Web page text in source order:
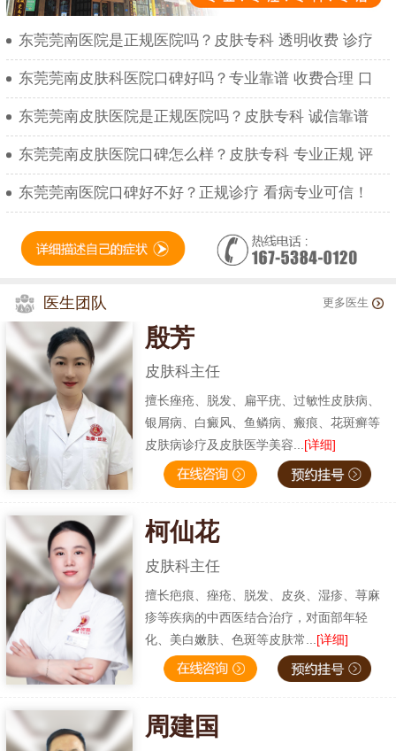
东莞莞南医院是正规医院吗？皮肤专科 透明收费 诊疗
东莞莞南皮肤科医院口碑好吗？专业靠谱 收费合理 口
东莞莞南皮肤医院是正规医院吗？皮肤专科 诚信靠谱
东莞莞南皮肤医院口碑怎么样？皮肤专科 专业正规 评
东莞莞南医院口碑好不好？正规诊疗 看病专业可信！
医生团队 更多医生
殷芳
皮肤科主任
擅长痤疮、脱发、扁平疣、过敏性皮肤病、
银屑病、白癜风、鱼鳞病、瘢痕、花斑癣等
皮肤病诊疗及皮肤医学美容... [详细]
柯仙花
皮肤科主任
擅长疤痕、痤疮、脱发、皮炎、湿疹、荨麻
疹等疾病的中西医结合治疗，对面部年轻
化、美白嫩肤、色斑等皮肤常... [详细]
周建国